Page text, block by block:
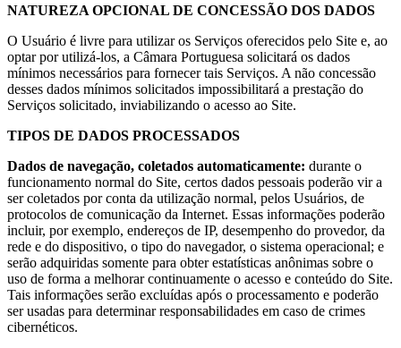
NATUREZA OPCIONAL DE CONCESSÃO DOS DADOS
O Usuário é livre para utilizar os Serviços oferecidos pelo Site e, ao
optar por utilizá-los, a Câmara Portuguesa solicitará os dados
mínimos necessários para fornecer tais Serviços. A não concessão
desses dados mínimos solicitados impossibilitará a prestação do
Serviços solicitado, inviabilizando o acesso ao Site.
TIPOS DE DADOS PROCESSADOS
Dados de navegação, coletados automaticamente: durante o
funcionamento normal do Site, certos dados pessoais poderão vir a
ser coletados por conta da utilização normal, pelos Usuários, de
protocolos de comunicação da Internet. Essas informações poderão
incluir, por exemplo, endereços de IP, desempenho do provedor, da
rede e do dispositivo, o tipo do navegador, o sistema operacional; e
serão adquiridas somente para obter estatísticas anônimas sobre o
uso de forma a melhorar continuamente o acesso e conteúdo do Site.
Tais informações serão excluídas após o processamento e poderão
ser usadas para determinar responsabilidades em caso de crimes
cibernéticos.